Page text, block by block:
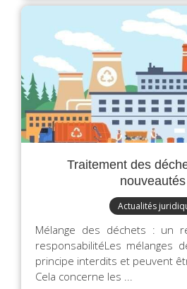
Traitement des
Actualités
Mélange des déchets : un
responsabilitéLes mélanges
principe interdits et peuvent
Cela concerne les ...